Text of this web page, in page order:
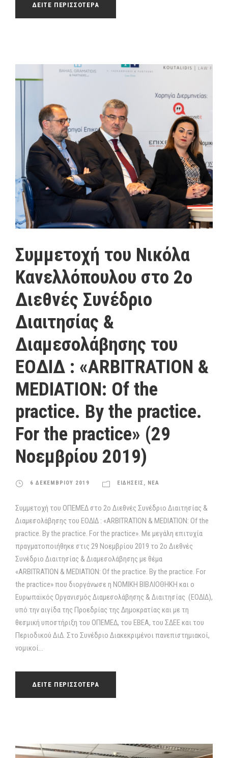
ΔΕΙΤΕ ΠΕΡΙΣΣΟΤΕΡΑ
Συμμετοχή του Νικόλα
Κανελλόπουλου στο 2ο
Διεθνές Συνέδριο
Διαιτησίας &
Διαμεσολάβησης του
ΕΟΔΙΔ : «ΑRBITRATION &
MEDIATION: Of the
practice. By the practice.
For the practice» (29
Νοεμβρίου 2019)
6 ΔΕΚΕΜΒΡΙΟΥ 2019 ΕΙΔΗΣΕΙΣ , ΝΕΑ
Συμμετοχή του ΟΠΕΜΕΔ στο 2ο Διεθνές Συνέδριο Διαιτησίας &
Διαμεσολάβησης του ΕΟΔΙΔ : «ΑRBITRATION & MEDIATION: Of the
practice. By the practice. For the practice». Mε μεγάλη επιτυχία
πραγματοποιήθηκε στις 29 Νοεμβρίου 2019 το 2ο Διεθνές
Συνέδριο Διαιτησίας & Διαμεσολάβησης με θέμα
«ΑRBITRATION & MEDIATION: Of the practice. By the practice. For
the practice» που διοργάνωσε η ΝΟΜΙΚΗ ΒΙΒΛΙΟΘΗΚΗ και ο
Ευρωπαϊκός Οργανισμός Διαμεσολάβησης & Διαιτησίας (ΕΟΔΙΔ),
υπό την αιγίδα της Προεδρίας της Δημοκρατίας και με τη
θεσμική υποστήριξη του ΟΠΕΜΕΔ, του ΕΒΕΑ, του ΣΔΕΕ και του
Περιοδικού ΔιΔ. Στο Συνέδριο Διακεκριμένοι πανεπιστημιακοί,
νομικοί...
ΔΕΙΤΕ ΠΕΡΙΣΣΟΤΕΡΑ